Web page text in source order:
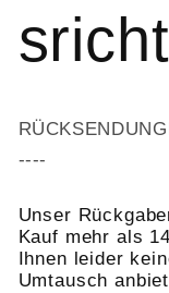
----
Unser
Kauf mehr als
Ihnen leider
Umtausch